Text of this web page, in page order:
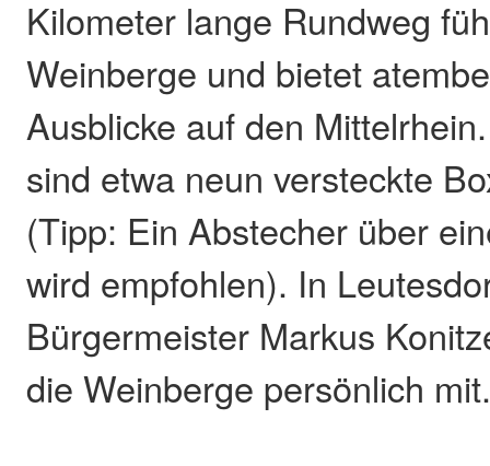
Kilometer lange Rundweg
Weinberge und bietet
Ausblicke auf den
sind etwa neun versteckte
(Tipp: Ein Abstecher über
wird empfohlen). In
Bürgermeister Markus
die Weinberge persönlich